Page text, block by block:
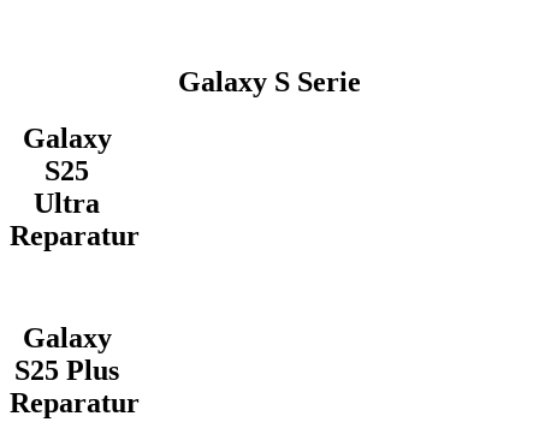
Galaxy S Serie
Galaxy
S25
Ultra
Reparatur
Galaxy
S25 Plus
Reparatur